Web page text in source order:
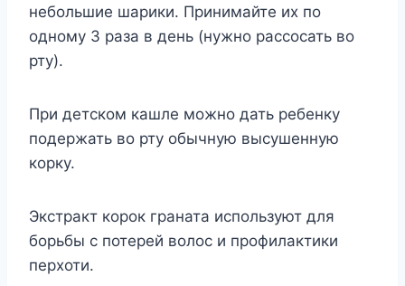
небольшие шарики. Принимайте их по
одному 3 раза в день (нужно рассосать во
рту).
При детском кашле можно дать ребенку
подержать во рту обычную высушенную
корку.
Экстракт корок граната используют для
борьбы с потерей волос и профилактики
перхоти.